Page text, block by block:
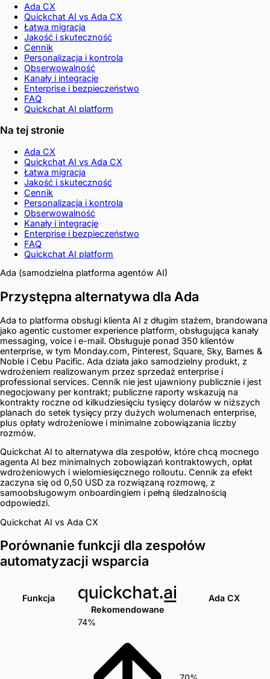
Ada CX
Quickchat AI vs Ada CX
Łatwa migracja
Jakość i skuteczność
Cennik
Personalizacja i kontrola
Obserwowalność
Kanały i integracje
Enterprise i bezpieczeństwo
FAQ
Quickchat AI platform
Na tej stronie
Ada CX
Quickchat AI vs Ada CX
Łatwa migracja
Jakość i skuteczność
Cennik
Personalizacja i kontrola
Obserwowalność
Kanały i integracje
Enterprise i bezpieczeństwo
FAQ
Quickchat AI platform
Ada (samodzielna platforma agentów AI)
Przystępna alternatywa dla Ada
Ada to platforma obsługi klienta AI z długim stażem, brandowana
jako agentic customer experience platform, obsługująca kanały
messaging, voice i e-mail. Obsługuje ponad 350 klientów
enterprise, w tym Monday.com, Pinterest, Square, Sky, Barnes &
Noble i Cebu Pacific. Ada działa jako samodzielny produkt, z
wdrożeniem realizowanym przez sprzedaż enterprise i
professional services. Cennik nie jest ujawniony publicznie i jest
negocjowany per kontrakt; publiczne raporty wskazują na
kontrakty roczne od kilkudziesięciu tysięcy dolarów w niższych
planach do setek tysięcy przy dużych wolumenach enterprise,
plus opłaty wdrożeniowe i minimalne zobowiązania liczby
rozmów.
Quickchat AI to alternatywa dla zespołów, które chcą mocnego
agenta AI bez minimalnych zobowiązań kontraktowych, opłat
wdrożeniowych i wielomiesięcznego rolloutu. Cennik za efekt
zaczyna się od 0,50 USD za rozwiązaną rozmowę, z
samoobsługowym onboardingiem i pełną śledzalnością
odpowiedzi.
Quickchat AI vs Ada CX
Porównanie funkcji dla zespołów
automatyzacji wsparcia
Funkcja
Rekomendowane
Ada CX
74%